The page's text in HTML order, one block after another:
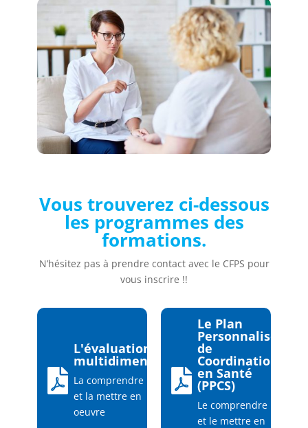
Vous trouverez ci-dessous
les programmes des
formations.
N’hésitez pas à prendre contact avec le CFPS pour
vous inscrire !!

L'évaluation
multidimensionnelle
La comprendre
et la mettre en
oeuvre

Le Plan
Personnalisé
de
Coordination
en Santé
(PPCS)
Le comprendre
et le mettre en